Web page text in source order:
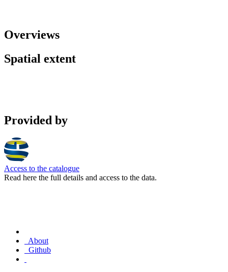
Overviews
Spatial extent
Provided by
Access to the catalogue
Read here the full details and access to the data.
About
Github